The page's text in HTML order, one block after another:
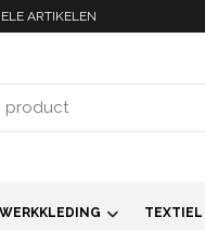
ARTIKELEN
WERKKLEDING TEXTIEL